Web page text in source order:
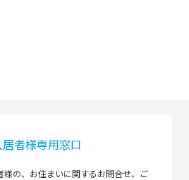
居者様専用窓口
様の、お住まいに関するお問合せ、ご